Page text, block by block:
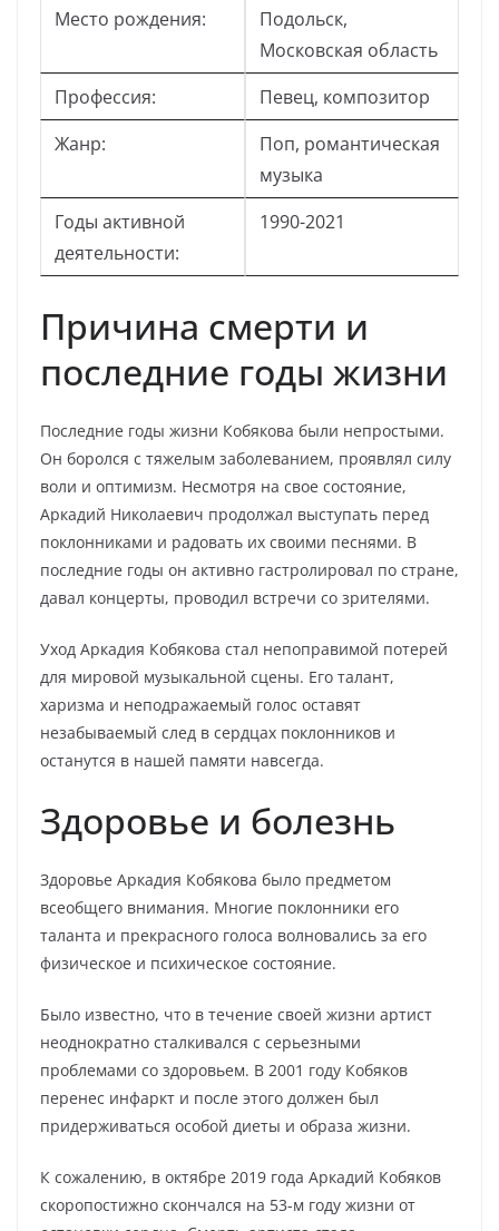
Место рождения:
Подольск,
Московская область
Профессия:
Певец, композитор
Жанр:
Поп, романтическая
музыка
Годы активной
деятельности:
1990-2021
Причина смерти и
последние годы жизни
Последние годы жизни Кобякова были непростыми.
Он боролся с тяжелым заболеванием, проявлял силу
воли и оптимизм. Несмотря на свое состояние,
Аркадий Николаевич продолжал выступать перед
поклонниками и радовать их своими песнями. В
последние годы он активно гастролировал по стране,
давал концерты, проводил встречи со зрителями.
Уход Аркадия Кобякова стал непоправимой потерей
для мировой музыкальной сцены. Его талант,
харизма и неподражаемый голос оставят
незабываемый след в сердцах поклонников и
останутся в нашей памяти навсегда.
Здоровье и болезнь
Здоровье Аркадия Кобякова было предметом
всеобщего внимания. Многие поклонники его
таланта и прекрасного голоса волновались за его
физическое и психическое состояние.
Было известно, что в течение своей жизни артист
неоднократно сталкивался с серьезными
проблемами со здоровьем. В 2001 году Кобяков
перенес инфаркт и после этого должен был
придерживаться особой диеты и образа жизни.
К сожалению, в октябре 2019 года Аркадий Кобяков
скоропостижно скончался на 53-м году жизни от